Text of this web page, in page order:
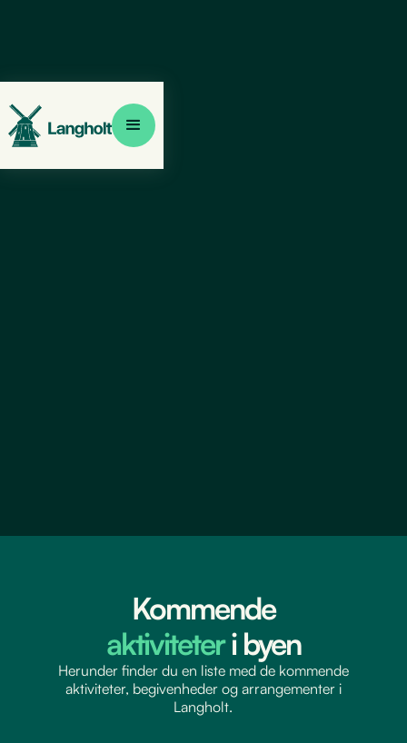
Kommende
aktiviteteri byen
Herunder finder du en liste med de kommende
aktiviteter, begivenheder og arrangementer i
Langholt.